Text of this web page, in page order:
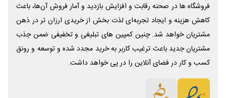
فروشگاه ها در صحنه رقابت و افزایش بازدید و آمار فروش آن‌ها، باعث
کاهش هزینه و ایجاد تجربه‌ای لذت بخش از خریدی ارزان تر در ذهن
مشتریان خواهد شد. چنین کمپین های تبلیغی و تخفیفی ضمن جذب
مشتریان جدید باعث ترغیب کاربر به خرید مجدد شده و توسعه و رونق
کسب و کار در فضای آنلاین را در پی خواهد داشت.